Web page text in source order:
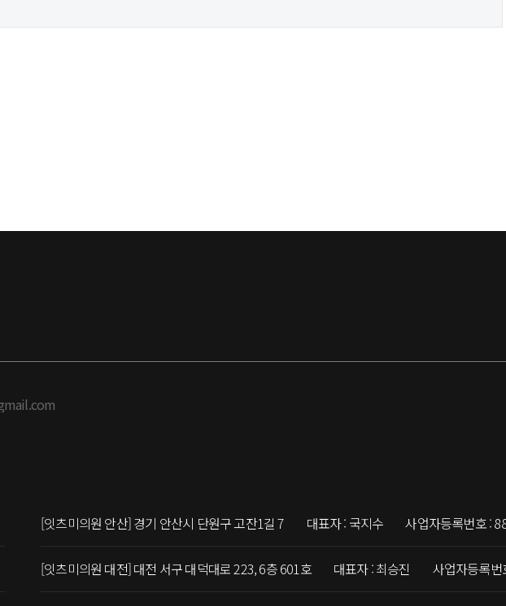
[잇츠미의원 안산] 경기 안산시 단원구 고잔1길 7 대표자 : 국지수 사업자등록번호 :
[잇츠미의원 대전] 대전 서구 대덕대로 223, 6층 601호 대표자 : 최승진 사업자등록